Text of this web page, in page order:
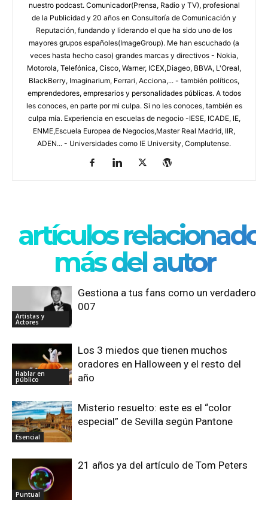
nuestro podcast. Comunicador(Prensa, Radio y TV), profesional
de la Publicidad y 20 años en Consultoría de Comunicación y
Reputación, fundando y liderando el que ha sido uno de los
mayores grupos españoles(ImageGroup). Me han escuchado (a
veces hasta hecho caso) grandes marcas y directivos - Nokia,
Motorola, Telefónica, Cisco, Warner, ICEX,Diageo, BBVA, L'Oreal,
BlackBerry, Imaginarium, Ferrari, Acciona,... - también políticos,
emprendedores, empresarios y personalidades públicas. A todos
les conoces, en parte por mi culpa. Si no les conoces, también es
culpa mía. Experiencia en escuelas de negocio -IESE, ICADE, IE,
ENME,Escuela Europea de Negocios,Master Real Madrid, IIR,
ADEN... - Universidades como IE University, Complutense.
artículos
más del autor
Artistas y
Actores
Gestiona a tus fans como un verdadero
007
Hablar en
público
Los 3 miedos que tienen muchos
oradores en Halloween y el resto del
año
Esencial
Misterio resuelto: este es el “color
especial” de Sevilla según Pantone
Puntual
21 años ya del artículo de Tom Peters